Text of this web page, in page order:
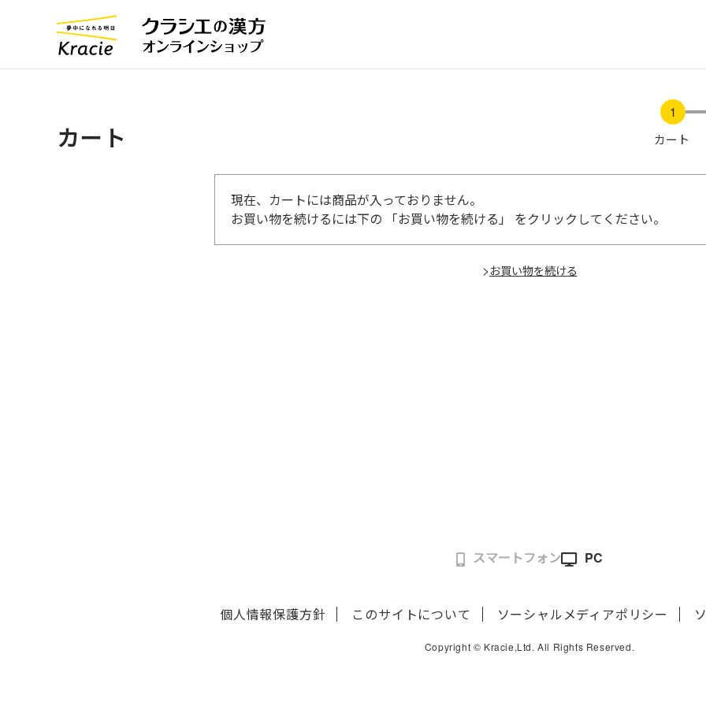
カート カート
現在、カートには商品が入っておりません。
お買い物を続けるには下の 「お買い物を続ける」 をクリックしてください。
>
スマートフォン PC
個人情報保護方針 このサイトについて ソーシャルメディアポリシー
Copyright © Kracie,Ltd. All Rights Reserved.